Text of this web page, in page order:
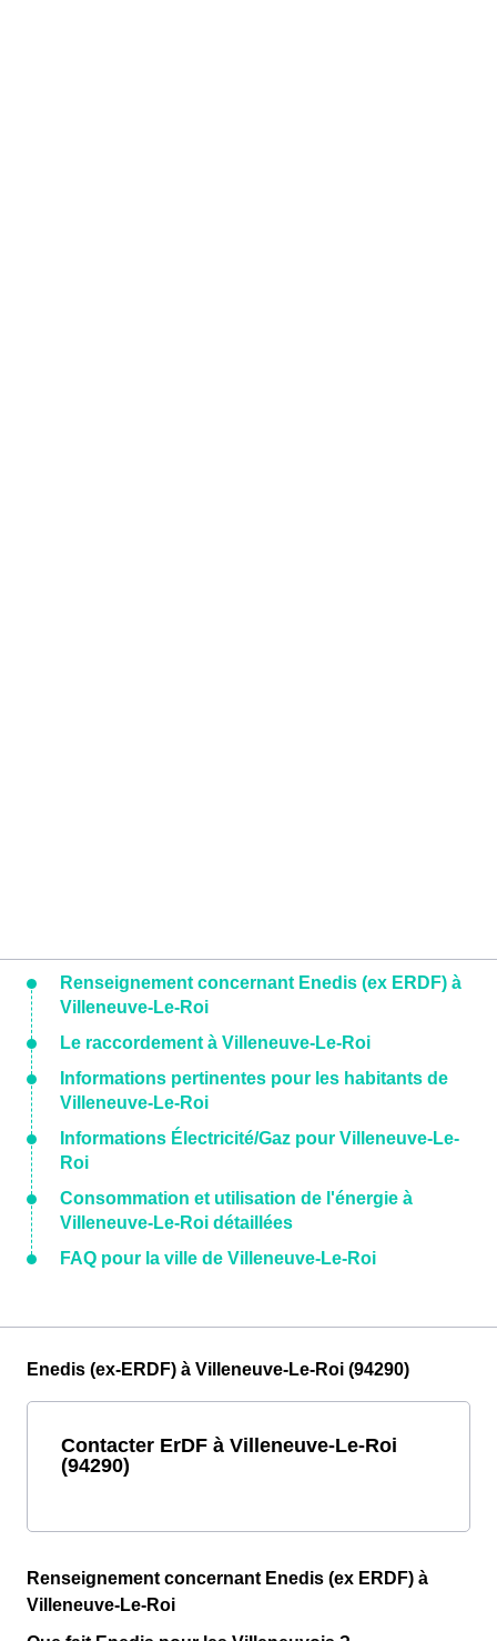
Renseignement concernant Enedis (ex ERDF) à
Villeneuve-Le-Roi
Le raccordement à Villeneuve-Le-Roi
Informations pertinentes pour les habitants de
Villeneuve-Le-Roi
Informations Électricité/Gaz pour Villeneuve-Le-
Roi
Consommation et utilisation de l'énergie à
Villeneuve-Le-Roi détaillées
FAQ pour la ville de Villeneuve-Le-Roi
Enedis (ex-ERDF) à Villeneuve-Le-Roi (94290)
Contacter ErDF à Villeneuve-Le-Roi
(94290)
Renseignement concernant Enedis (ex ERDF) à
Villeneuve-Le-Roi